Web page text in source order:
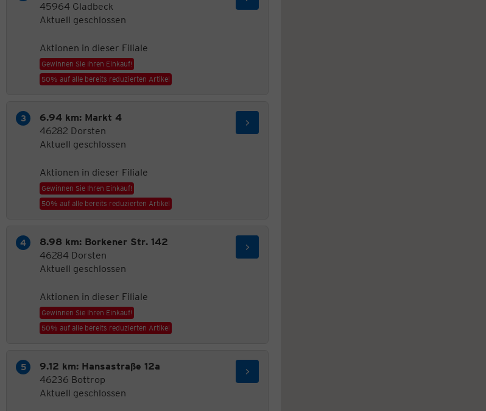
45964 Gladbeck
Aktuell geschlossen
Aktionen in dieser Filiale
Gewinnen Sie Ihren Einkauf!
50% auf alle bereits reduzierten Artikel
6.94 km: Markt 4
46282 Dorsten
Aktuell geschlossen
Aktionen in dieser Filiale
Gewinnen Sie Ihren Einkauf!
50% auf alle bereits reduzierten Artikel
8.98 km: Borkener Str. 142
46284 Dorsten
Aktuell geschlossen
Aktionen in dieser Filiale
Gewinnen Sie Ihren Einkauf!
50% auf alle bereits reduzierten Artikel
9.12 km: Hansastraße 12a
46236 Bottrop
Aktuell geschlossen